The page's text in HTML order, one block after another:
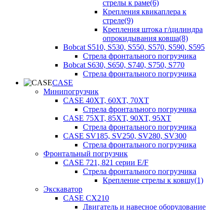
стрелы к раме(6)
Крепления квикаплера к
стреле(9)
Крепления штока г/цилиндра
опрокидывания ковша(8)
Bobcat S510, S530, S550, S570, S590, S595
Стрела фронтального погрузчика
Bobcat S630, S650, S740, S750, S770
Стрела фронтального погрузчика
CASE
Минипогрузчик
CASE 40XT, 60XT, 70XT
Стрела фронтального погрузчика
CASE 75XT, 85XT, 90XT, 95XT
Стрела фронтального погрузчика
CASE SV185, SV250, SV280, SV300
Стрела фронтального погрузчика
Фронтальный погрузчик
CASE 721, 821 серии E/F
Стрела фронтального погрузчика
Крепление стрелы к ковшу(1)
Экскаватор
CASE CX210
Двигатель и навесное оборудование